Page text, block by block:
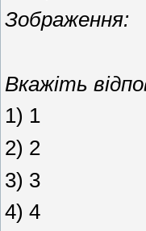
Зображення:
Вкажіть
1) 1
2) 2
3) 3
4) 4